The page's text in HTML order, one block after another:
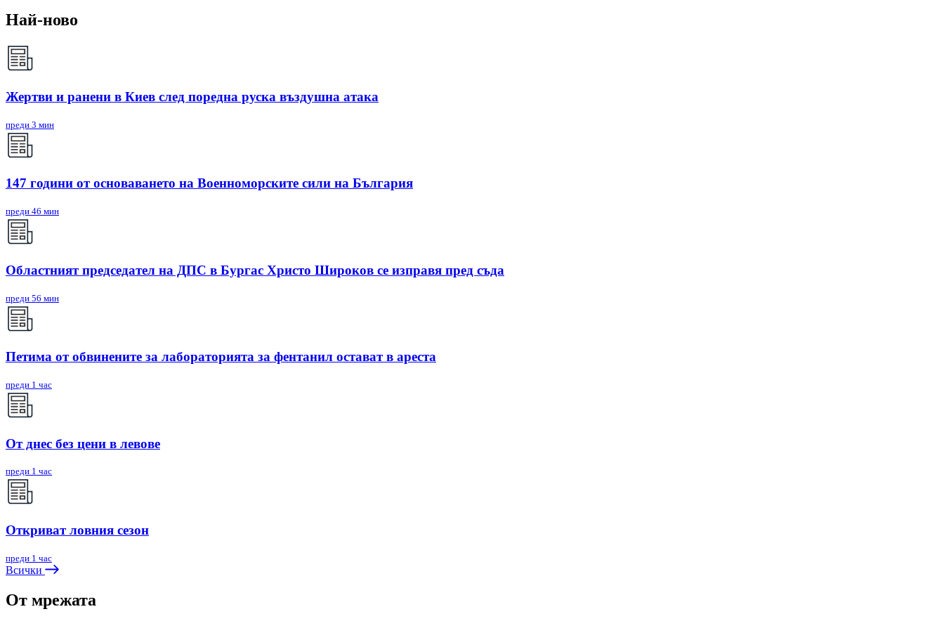
Най-ново
Жертви и ранени в Киев след поредна руска въздушна атака
преди 3 мин
147 години от основаването на Военноморските сили на България
преди 46 мин
Областният председател на ДПС в Бургас Христо Широков се изправя пред съда
преди 56 мин
Петима от обвинените за лабораторията за фентанил остават в ареста
преди 1 час
От днес без цени в левове
преди 1 час
Откриват ловния сезон
преди 1 час
Всички
От мрежата